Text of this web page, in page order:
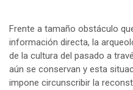
Frente a tamaño obstáculo
información directa, la
de la cultura del pasado a
aún se conservan y esta
impone circunscribir la